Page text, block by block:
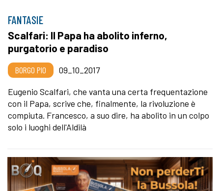
FANTASIE
Scalfari: Il Papa ha abolito inferno,
purgatorio e paradiso
BORGO PIO
09_10_2017
Eugenio Scalfari, che vanta una certa frequentazione
con il Papa, scrive che, finalmente, la rivoluzione è
compiuta. Francesco, a suo dire, ha abolito in un colpo
solo i luoghi dell'Aldilà